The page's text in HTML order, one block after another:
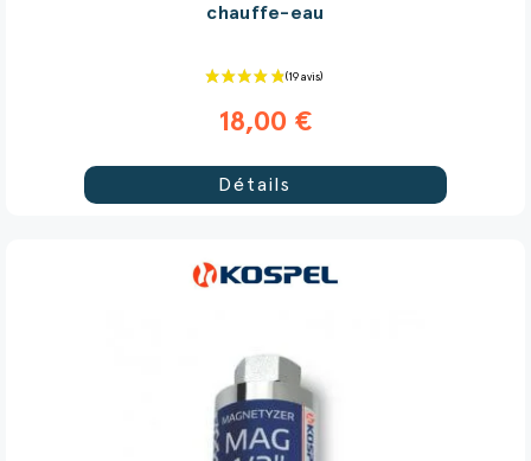
chauffe-eau
18,00 €
Détails